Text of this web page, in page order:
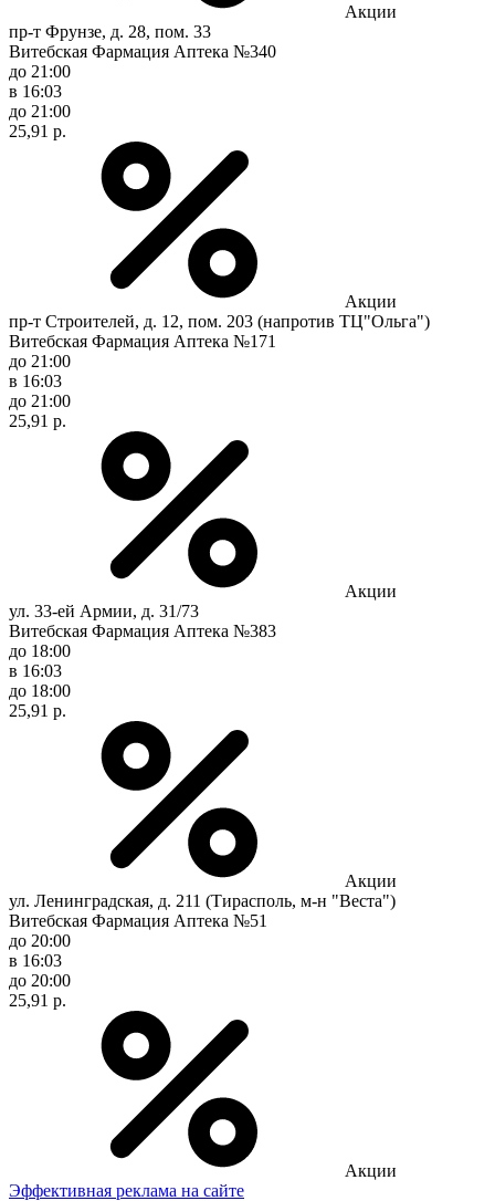
Акции
пр-т Фрунзе, д. 28, пом. 33
Витебская Фармация Аптека №340
до 21:00
в 16:03
до 21:00
25,91 р.
Акции
пр-т Строителей, д. 12, пом. 203 (напротив ТЦ"Ольга")
Витебская Фармация Аптека №171
до 21:00
в 16:03
до 21:00
25,91 р.
Акции
ул. 33-ей Армии, д. 31/73
Витебская Фармация Аптека №383
до 18:00
в 16:03
до 18:00
25,91 р.
Акции
ул. Ленинградская, д. 211 (Тирасполь, м-н "Веста")
Витебская Фармация Аптека №51
до 20:00
в 16:03
до 20:00
25,91 р.
Акции
Эффективная реклама на сайте